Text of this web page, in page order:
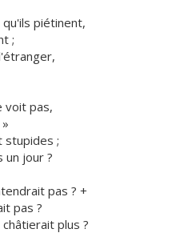
qu'ils piétinent,
;
voit pas,
stupides ;
un jour ?
pas ? +
pas ?
plus ?